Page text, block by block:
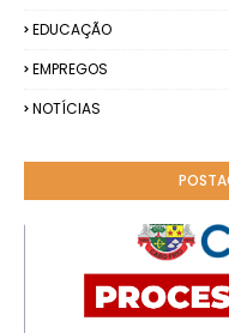
EDUCAÇÃO
EMPREGOS
NOTÍCIAS